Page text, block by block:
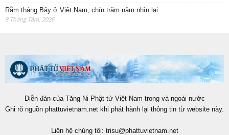
Rằm tháng Bảy ở Việt Nam, chín trăm năm nhìn lại
8 Tháng Tám, 2026
Diễn đàn của Tăng Ni Phật tử Việt Nam trong và ngoài nước
Ghi rõ nguồn phattuvietnam.net khi phát hành lại thông tin từ website này.
Liên hệ chúng tôi: trisu@phattuvietnam.net